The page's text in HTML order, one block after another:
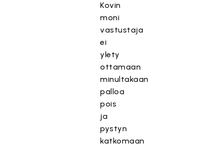
Kovin
moni
vastustaja
ei
ylety
ottamaan
minultakaan
palloa
pois
ja
pystyn
katkomaan